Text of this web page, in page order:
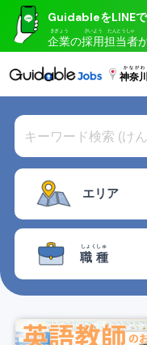
GuidableをLINEで
企業
きぎょう
の採用
さいよう
担当者
たんとうしゃ
神奈川
かながわ
エリア
職種
しょくしゅ